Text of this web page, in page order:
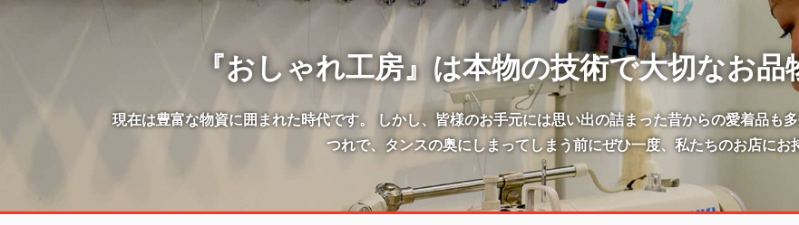
『おしゃれ工房』は本物の技術で大切なお
現在は豊富な物資に囲まれた時代です。 しかし、皆様のお手元には思い出の詰まった昔からの愛着品も
つれで、タンスの奥にしまってしまう前にぜひ一度、私たちのお店にお